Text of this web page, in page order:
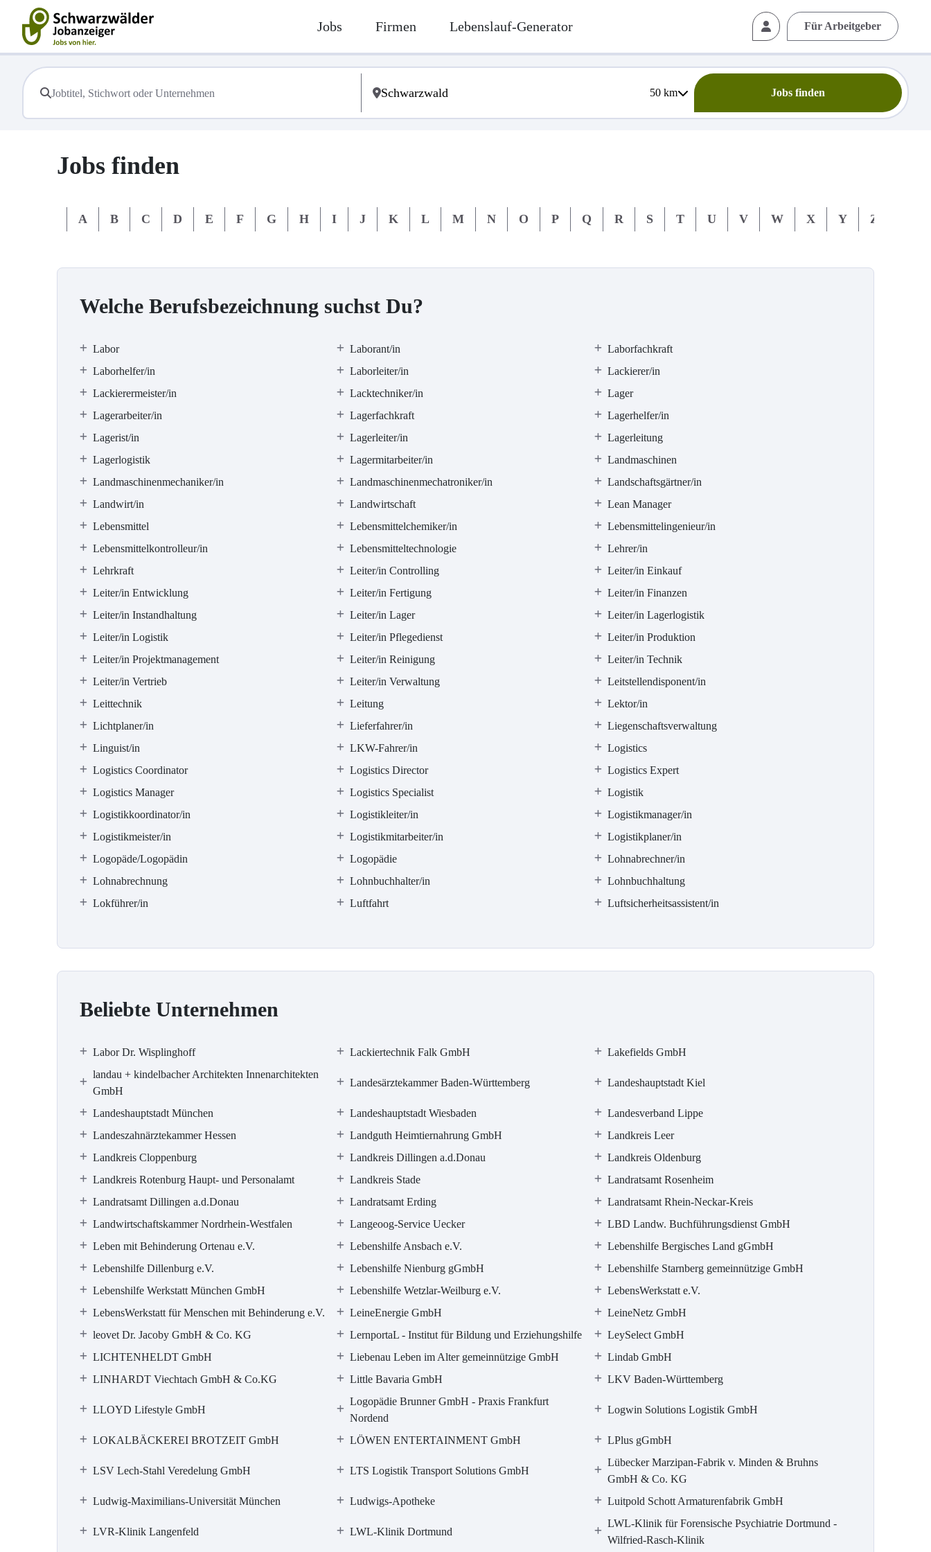
Jobs Firmen Lebenslauf-Generator Für Arbeitgeber
50km Jobs finden
Jobs finden
A B C D E F G H I J K L M N O P Q R S T U V W X Y Z
Welche Berufsbezeichnung suchst Du?
Labor Laborant/in
Laborfachkraft
Laborhelfer/in
Laborleiter/in
Lackierer/in
Lackierermeister/in
Lacktechniker/in
Lager
Lagerarbeiter/in
Lagerfachkraft
Lagerhelfer/in
Lagerist/in
Lagerleiter/in
Lagerleitung
Lagerlogistik
Lagermitarbeiter/in
Landmaschinen
Landmaschinenmechaniker/in
Landmaschinenmechatroniker/in
Landschaftsgärtner/in
Landwirt/in
Landwirtschaft
Lean Manager
Lebensmittel
Lebensmittelchemiker/in
Lebensmittelingenieur/in
Lebensmittelkontrolleur/in
Lebensmitteltechnologie
Lehrer/in
Lehrkraft
Leiter/in Controlling
Leiter/in Einkauf
Leiter/in Entwicklung
Leiter/in Fertigung
Leiter/in Finanzen
Leiter/in Instandhaltung
Leiter/in Lager
Leiter/in Lagerlogistik
Leiter/in Logistik
Leiter/in Pflegedienst
Leiter/in Produktion
Leiter/in Projektmanagement
Leiter/in Reinigung
Leiter/in Technik
Leiter/in Vertrieb
Leiter/in Verwaltung
Leitstellendisponent/in
Leittechnik
Leitung
Lektor/in
Lichtplaner/in
Lieferfahrer/in
Liegenschaftsverwaltung
Linguist/in
LKW-Fahrer/in
Logistics
Logistics Coordinator
Logistics Director
Logistics Expert
Logistics Manager
Logistics Specialist
Logistik
Logistikkoordinator/in
Logistikleiter/in
Logistikmanager/in
Logistikmeister/in
Logistikmitarbeiter/in
Logistikplaner/in
Logopäde/Logopädin
Logopädie
Lohnabrechner/in
Lohnabrechnung
Lohnbuchhalter/in
Lohnbuchhaltung
Lokführer/in
Luftfahrt Luftsicherheitsassistent/in
Beliebte Unternehmen
Labor Dr. Wisplinghoff Lackiertechnik Falk GmbH
Lakefields GmbH
landau + kindelbacher Architekten Innenarchitekten
GmbH
Landesärztekammer Baden-Württemberg Landeshauptstadt Kiel
Landeshauptstadt München Landeshauptstadt Wiesbaden
Landesverband Lippe
Landeszahnärztekammer Hessen
Landguth Heimtiernahrung GmbH
Landkreis Leer
Landkreis Cloppenburg
Landkreis Dillingen a.d.Donau
Landkreis Oldenburg
Landkreis Rotenburg Haupt- und Personalamt
Landkreis Stade
Landratsamt Rosenheim
Landratsamt Dillingen a.d.Donau
Landratsamt Erding
Landratsamt Rhein-Neckar-Kreis
Landwirtschaftskammer Nordrhein-Westfalen
Langeoog-Service Uecker
LBD Landw. Buchführungsdienst GmbH
Leben mit Behinderung Ortenau e.V.
Lebenshilfe Ansbach e.V.
Lebenshilfe Bergisches Land gGmbH
Lebenshilfe Dillenburg e.V.
Lebenshilfe Nienburg gGmbH
Lebenshilfe Starnberg gemeinnützige GmbH
Lebenshilfe Werkstatt München GmbH
Lebenshilfe Wetzlar-Weilburg e.V.
LebensWerkstatt e.V.
LebensWerkstatt für Menschen mit Behinderung e.V.
LeineEnergie GmbH
LeineNetz GmbH
leovet Dr. Jacoby GmbH & Co. KG
LernportaL - Institut für Bildung und Erziehungshilfe
LeySelect GmbH
LICHTENHELDT GmbH
Liebenau Leben im Alter gemeinnützige GmbH
Lindab GmbH
LINHARDT Viechtach GmbH & Co.KG
Little Bavaria GmbH LKV Baden-Württemberg
LLOYD Lifestyle GmbH
Logopädie Brunner GmbH - Praxis Frankfurt
Nordend
Logwin Solutions Logistik GmbH
LOKALBÄCKEREI BROTZEIT GmbH LÖWEN ENTERTAINMENT GmbH LPlus gGmbH
LSV Lech-Stahl Veredelung GmbH LTS Logistik Transport Solutions GmbH
Lübecker Marzipan-Fabrik v. Minden & Bruhns
GmbH & Co. KG
Ludwig-Maximilians-Universität München
Ludwigs-Apotheke Luitpold Schott Armaturenfabrik GmbH
LVR-Klinik Langenfeld LWL-Klinik Dortmund
LWL-Klinik für Forensische Psychiatrie Dortmund -
Wilfried-Rasch-Klinik